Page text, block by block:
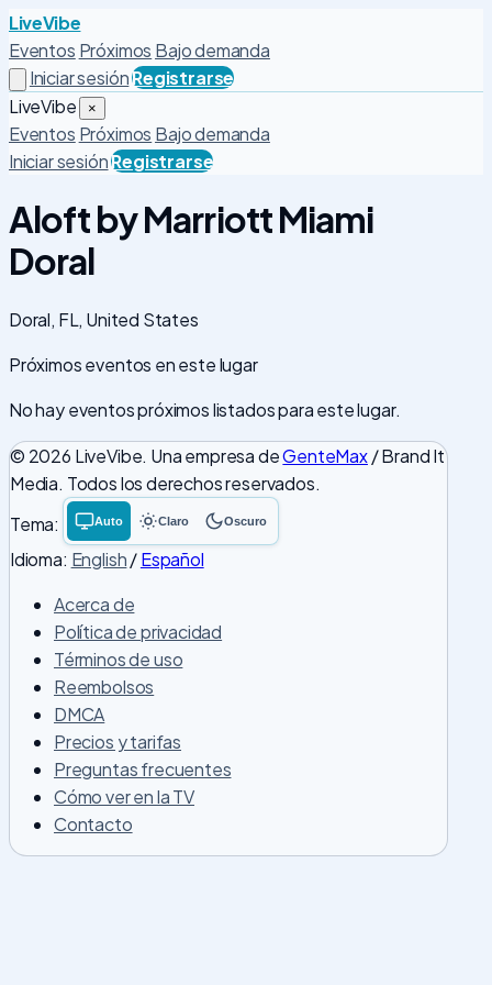
LiveVibe
Eventos Próximos Bajo demanda
Iniciar sesiónRegistrarse
LiveVibe
×
Eventos Próximos Bajo demanda
Iniciar sesiónRegistrarse
Aloft by Marriott Miami
Doral
Doral, FL, United States
Próximos eventos en este lugar
No hay eventos próximos listados para este lugar.
© 2026 LiveVibe. Una empresa deGenteMax/ Brand It
Media. Todos los derechos reservados.
Tema:
Tema
del
sistema
Auto
Tema
claro
Claro
Tema
oscuro
Oscuro
Idioma: English/Español
Acerca de
Política de privacidad
Términos de uso
Reembolsos
DMCA
Precios y tarifas
Preguntas frecuentes
Cómo ver en la TV
Contacto